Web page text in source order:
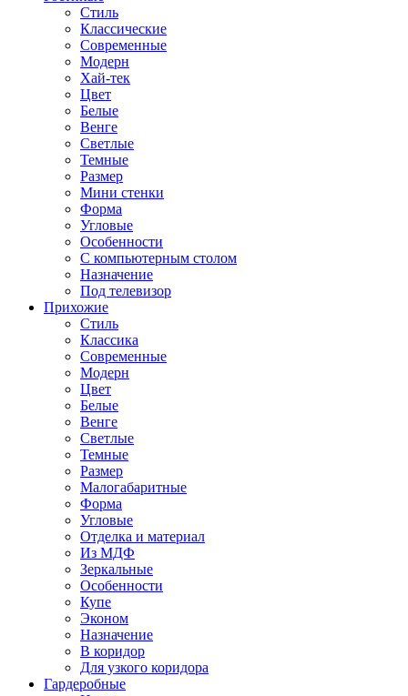
Стиль
Классические
Современные
Модерн
Хай-тек
Цвет
Белые
Венге
Светлые
Темные
Размер
Мини стенки
Форма
Угловые
Особенности
С компьютерным столом
Назначение
Под телевизор
Прихожие
Стиль
Классика
Современные
Модерн
Цвет
Белые
Венге
Светлые
Темные
Размер
Малогабаритные
Форма
Угловые
Отделка и материал
Из МДФ
Зеркальные
Особенности
Купе
Эконом
Назначение
В коридор
Для узкого коридора
Гардеробные